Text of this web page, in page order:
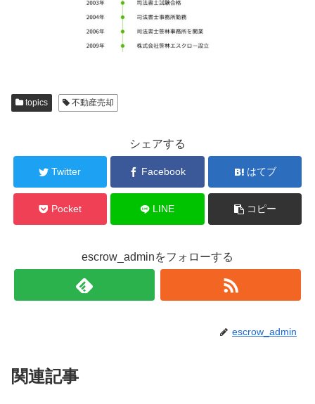
topics 不動産売却
シェアする
Twitter Facebook はてブ
Pocket LINE コピー
escrow_adminをフォローする
escrow_admin
関連記事